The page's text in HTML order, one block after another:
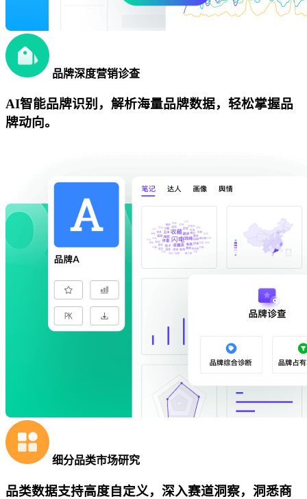
品牌深度营销诊查
AI智能品牌识别，解析海量品牌数据，轻松掌握品
牌动向。
细分品类市场研究
品类数据支持高度自定义，深入赛道洞察，洞悉商